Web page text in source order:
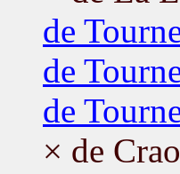
de
de
de
× de